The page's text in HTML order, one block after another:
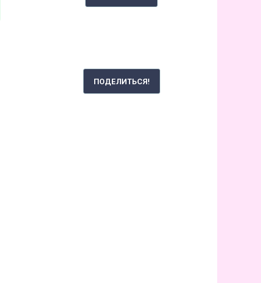
ПОДЕЛИТЬСЯ!